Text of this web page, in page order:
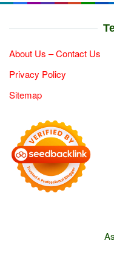
About Us – Contact Us
Privacy Policy
Sitemap